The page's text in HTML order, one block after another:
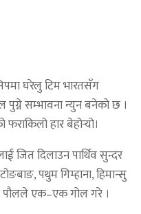
घरेलु टिम भारतसँग
सम्भावना न्युन बनेको छ ।
हार बेहोर्‍यो।
जित दिलाउन पार्थिव सुन्दर
पथुम गिम्हाना, हिमान्सु
पौलले एक–एक गोल गरे ।